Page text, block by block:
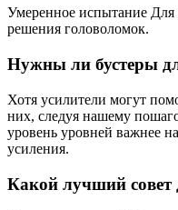
Умеренное испытание Для
решения головоломок.
Нужны ли бустеры
Хотя усилители могут
них, следуя нашему
уровень уровней важнее
усиления.
Какой лучший совет